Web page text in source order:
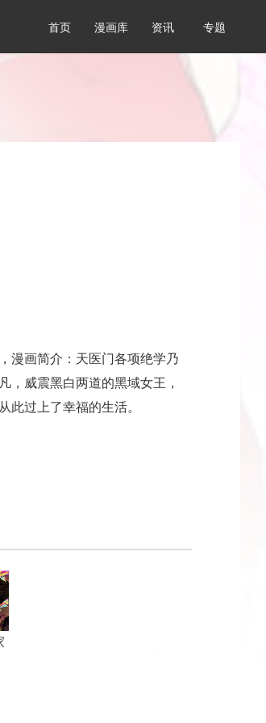
首页 漫画库 资讯 专题
漫画简介：天医门各项绝学乃
，威震黑白两道的黑域女王，
过上了幸福的生活。